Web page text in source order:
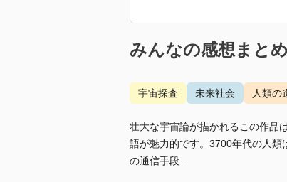
みんなの感想まとめ
宇宙探査 未来社会 人類の
壮大な宇宙論が描かれるこの作品
語が魅力的です。3700年代の人類
の通信手段...